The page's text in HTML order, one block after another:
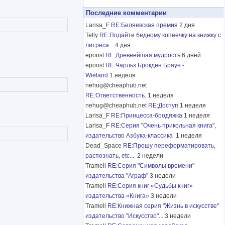
Последние комментарии
Larisa_F RE:Беляевская премия 2 дня
Telly RE:Подайте бедному копеечку на книжку с
литреса... 4 дня
epoost RE:Древнейшая мудрость 6 дней
epoost RE:Чарльз Брокден Браун -
Wieland 1 неделя
nehug@cheaphub.net
RE:Ответственность. 1 неделя
nehug@cheaphub.net RE:Доступ 1 неделя
Larisa_F RE:Принцесса-бродяжка 1 неделя
Larisa_F RE:Серия "Очень прикольная книга",
издательство Азбука-классика 1 неделя
Dead_Space RE:Прошу переформатировать,
распознать, etc... 2 недели
Tramell
RE:Серия "Символы времени"
издательства "Аграф" 3 недели
Tramell
RE:Серия книг «Судьбы книг»
издательства «Книга» 3 недели
Tramell
RE:Книжная серия "Жизнь в искусстве"
издательство "Искусство"... 3 недели